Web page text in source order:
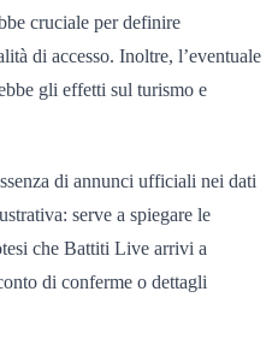
cruciale per definire
di accesso. Inoltre, l’eventuale
gli effetti sul turismo e
di annunci ufficiali nei dati
serve a spiegare le
che Battiti Live arrivi a
di conferme o dettagli